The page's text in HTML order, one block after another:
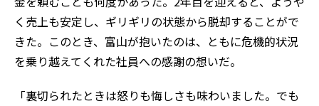
く売上も安定し、ギリギリの状態から脱却することがで
きた。このとき、富山が抱いたのは、ともに危機的状況
を乗り越えてくれた社員への感謝の想いだ。
「裏切られたときは怒りも悔しさも味わいました。でも